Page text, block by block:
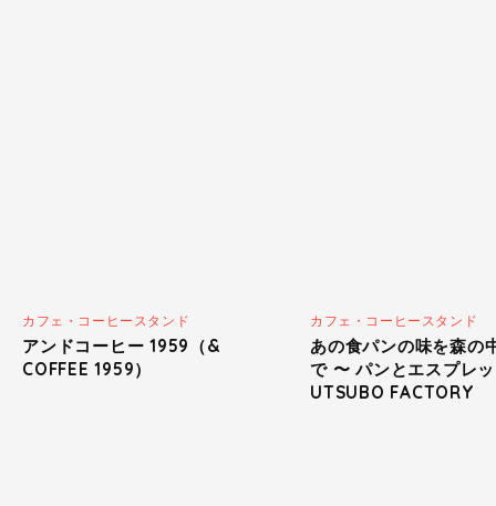
カフェ・コーヒースタンド
アンドコーヒー 1959（&
COFFEE 1959）
カフェ・コーヒースタンド
あの食パンの味を森の
で 〜 パンとエスプレ
UTSUBO FACTORY